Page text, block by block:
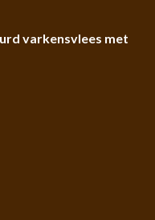
varkensvlees met